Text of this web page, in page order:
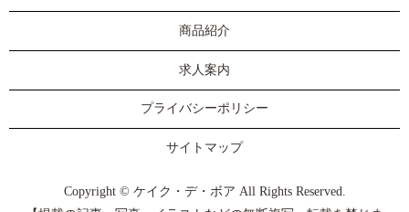
商品紹介
求人案内
プライバシーポリシー
サイトマップ
Copyright © ケイク・デ・ボア All Rights Reserved.